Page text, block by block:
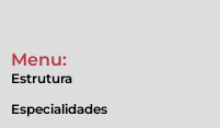
Menu:
Estrutura
Especialidades